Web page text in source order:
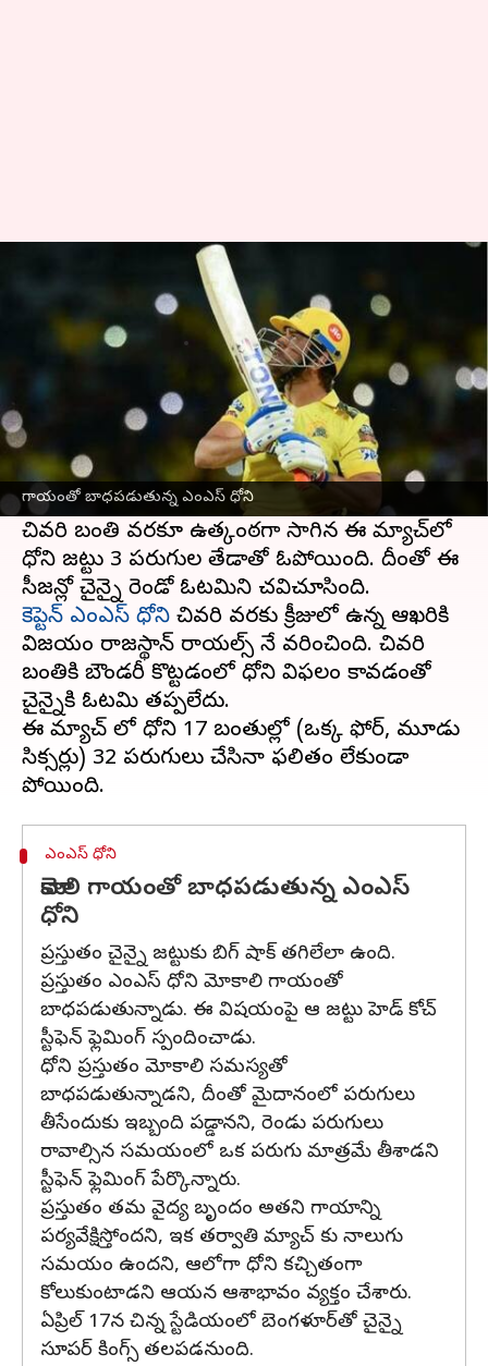
గాయంతో బాధపడుతున్న ఎంఎస్ ధోని
IPL 2023 : CSK కి మరో బిగ్ షాక్..
నెక్ట్ మ్యాచ్ కు ధోని దూరం?
Jayachandra Akuri Apr 13, 2023 02:46 pm
ఈ వార్తాకథనం ఏంటి
ఇండియన్ ప్రీమియర్ లీగ్‌లో భాగంగా బుధవారం రాత్రి
రాజస్థాన్ రాయల్స్చేతిలో చైన్నై సూపర్ కింగ్స్
పరాజయం పాలైంది.
చివరి బంతి వరకూ ఉత్కంఠగా సాగిన ఈ మ్యాచ్‌లో
ధోని జట్టు 3 పరుగుల తేడాతో ఓడిపోయింది. దీంతో ఈ
కెప్టెన్ ఎంఎస్ ధోని చివరి వరకు క్రీజులో ఉన్న ఆఖరికి
విజయం రాజస్థాన్ రాయల్స్ నే వరించింది. చివరి
బంతికి బౌండరీ కొట్టడంలో ధోని విఫలం కావడంతో
చైన్నైకి ఓటమి తప్పలేదు.
ఈ మ్యాచ్ లో ధోని 17 బంతుల్లో (ఒక్క ఫోర్, మూడు
సిక్సర్లు) 32 పరుగులు చేసినా ఫలితం లేకుండా
ఎంఎస్ ధోని
మోకాలి గాయంతో బాధపడుతున్న ఎంఎస్
ధోని
ప్రస్తుతం చైన్నై జట్టుకు బిగ్ షాక్ తగిలేలా ఉంది.
ప్రస్తుతం ఎంఎస్ ధోని మోకాలి గాయంతో
బాధపడుతున్నాడు. ఈ విషయంపై ఆ జట్టు హెడ్ కోచ్
స్టీఫెన్ ఫ్లెమింగ్ స్పందించాడు.
ధోని ప్రస్తుతం మోకాలి సమస్యతో
బాధపడుతున్నాడని, దీంతో మైదానంలో పరుగులు
తీసేందుకు ఇబ్బంది పడ్డానని, రెండు పరుగులు
రావాల్సిన సమయంలో ఒక పరుగు మాత్రమే తీశాడని
స్టీఫెన్ ఫ్లెమింగ్ పేర్కొన్నారు.
ప్రస్తుతం తమ వైద్య బృందం అతని గాయాన్ని
పర్యవేక్షిస్తోందని, ఇక తర్వాతి మ్యాచ్ కు నాలుగు
సమయం ఉందని, ఆలోగా ధోని కచ్చితంగా
కోలుకుంటాడని ఆయన ఆశాభావం వ్యక్తం చేశారు.
ఏప్రిల్ 17న చిన్న స్టేడియంలో బెంగళూర్‌తో చైన్నై
సూపర్ కింగ్స్ తలపడనుంది.